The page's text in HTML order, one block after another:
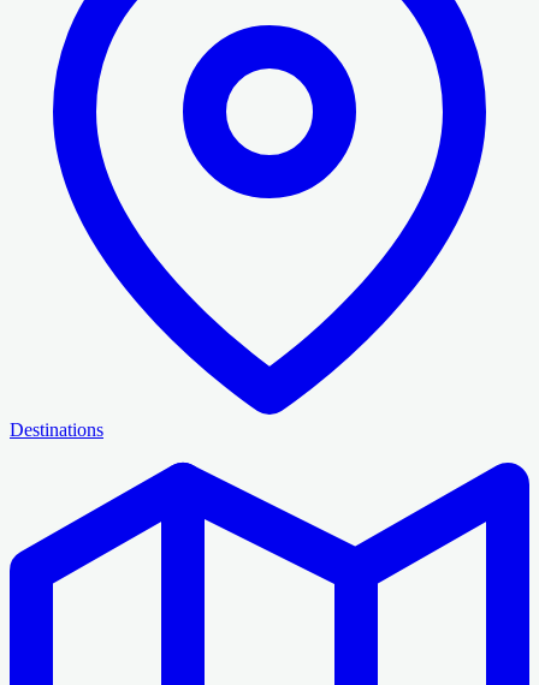
Destinations